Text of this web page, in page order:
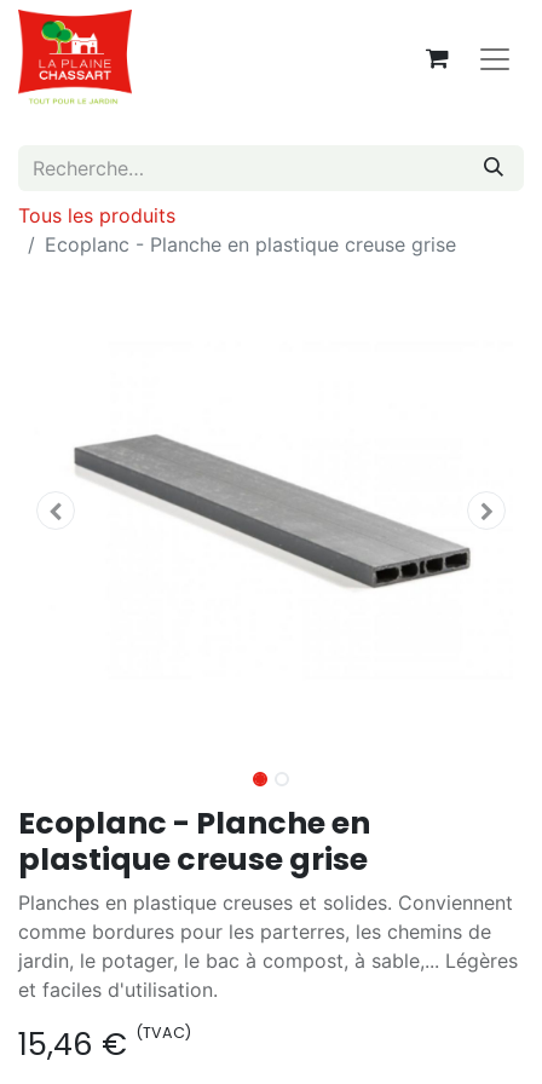
Tous les produits
Ecoplanc - Planche en plastique creuse grise
Ecoplanc - Planche en
plastique creuse grise
Planches en plastique creuses et solides. Conviennent
comme bordures pour les parterres, les chemins de
jardin, le potager, le bac à compost, à sable,... Légères
et faciles d'utilisation.
15,46 € (TVAC)